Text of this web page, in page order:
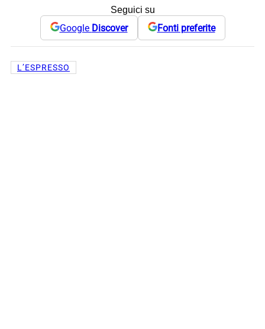
Seguici su
Google Discover Fonti preferite
L’ESPRESSO